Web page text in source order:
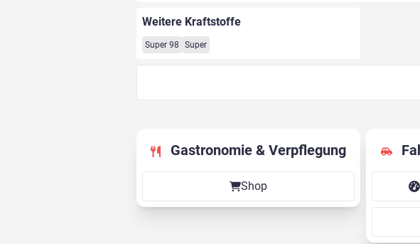
Weitere Kraftstoffe
Super 98 Super
Gastronomie & Verpflegung
Shop